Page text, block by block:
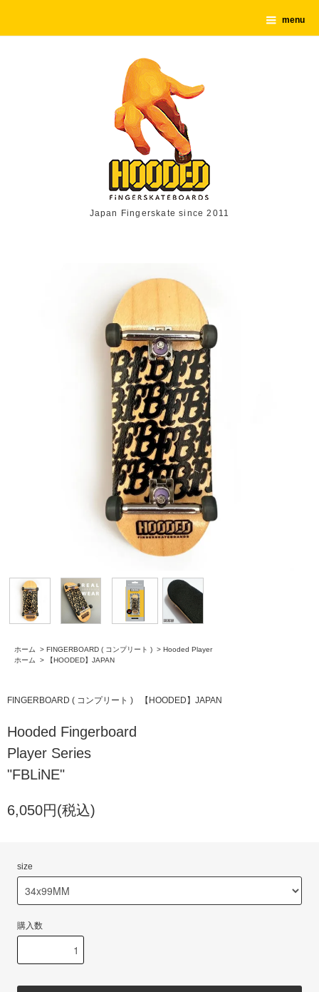
menu
Japan Fingerskate since 2011
ホーム > FINGERBOARD ( コンプリート ) > Hooded Player
ホーム
> 【HOODED】JAPAN
FINGERBOARD ( コンプリート ) 【HOODED】JAPAN
Hooded Fingerboard
Player Series
"FBLiNE"
6,050円(税込)
size
購入数